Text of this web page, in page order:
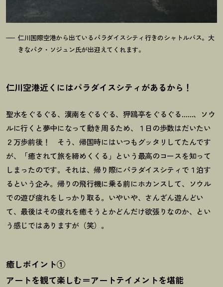
仁川国際空港から出ているパラダイスシティ行きのシャトルバス。大
きなパク・ソジュン氏が出迎えてくれます。
仁川空港近くにはパラダイスシティがあるから ！
聖水をぐるぐる、漢南をぐるぐる、狎鴎亭をぐるぐる……、ソウ
ルに行くと夢中になって動き周るため、１日の歩数はだいたい
２万歩前後！
そう、帰国時にはいつもグッタリしてたんです
が、「癒されて旅を締めくくる」という最高のコースを知って
しまったのです。それは、帰り際にパラダイスシティで１泊す
るという企み。帰りの飛行機に乗る前にホカンスして、ソウル
での遊び疲れをしっかり取る。いやいや、さんざん遊んどい
て、最後はその疲れを癒そうとかどんだけ欲張りなのか、とい
う感じではありますが（笑）。
癒しポイント①
アートを観て楽しむ＝アートテイメントを堪能